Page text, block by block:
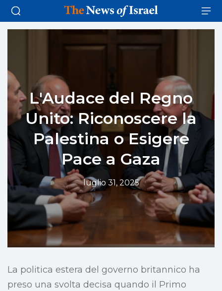
L'Audace del Regno
Unito: Riconoscere la
Palestina o Esigere
Pace a Gaza
luglio 31, 2025
La politica estera del governo britannico ha
preso una svolta decisa quando il Primo